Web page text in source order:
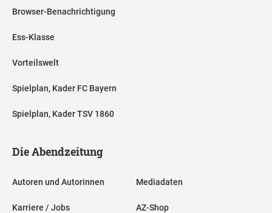
Browser-Benachrichtigung
Ess-Klasse
Vorteilswelt
Spielplan, Kader FC Bayern
Spielplan, Kader TSV 1860
Die Abendzeitung
Autoren und Autorinnen
Karriere / Jobs
Mediadaten
AZ-Shop